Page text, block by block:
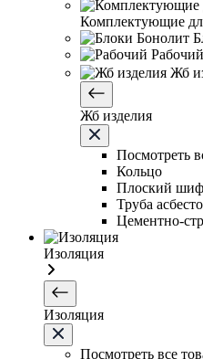
Комплектующие
Рабочий
Жб
Жб изделия
Посмотреть
Кольцо
Плоский
Труба
Цементно-
Изоляция
Изоляция
Посмотреть все